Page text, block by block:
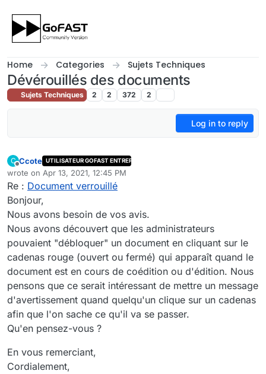
Home Categories Sujets Techniques
Dévérouillés des documents
Sujets Techniques 2 2 372 2
Log in to reply
C
Offline
Ccote UTILISATEUR GOFAST ENTREPRISE
wrote on Apr 13, 2021, 12:45 PM
last edited by CcoteApr 13, 2021, 2:45 PM
Re : Document verrouillé
Bonjour,
Nous avons besoin de vos avis.
Nous avons découvert que les administrateurs
pouvaient "débloquer" un document en cliquant sur le
cadenas rouge (ouvert ou fermé) qui apparaît quand le
document est en cours de coédition ou d'édition. Nous
pensons que ce serait intéressant de mettre un message
d'avertissement quand quelqu'un clique sur un cadenas
afin que l'on sache ce qu'il va se passer.
Qu'en pensez-vous ?
En vous remerciant,
Cordialement,